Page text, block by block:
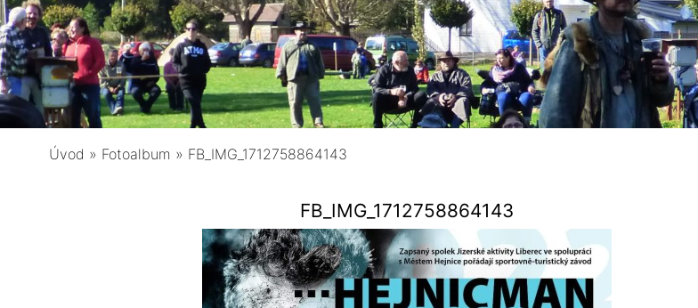
Úvod » Fotoalbum » FB_IMG_1712758864143
FB_IMG_1712758864143